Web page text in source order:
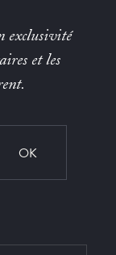
exclusivité
et les
OK